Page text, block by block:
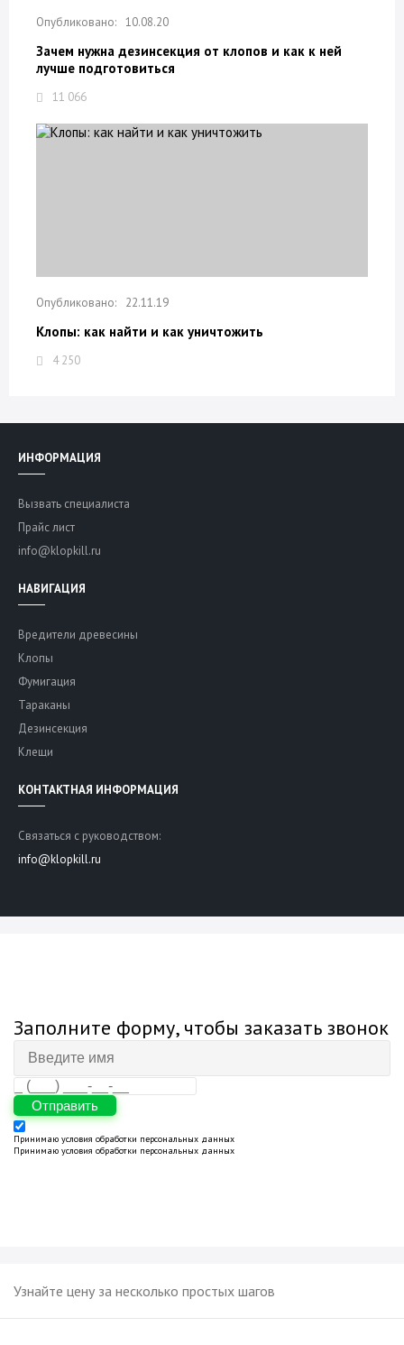
10.08.20
Зачем нужна дезинсекция от клопов и как к ней
лучше подготовиться
11 066
22.11.19
Клопы: как найти и как уничтожить
4 250
ИНФОРМАЦИЯ
Вызвать специалиста
Прайс лист
info@klopkill.ru
НАВИГАЦИЯ
Вредители древесины
Клопы
Фумигация
Тараканы
Дезинсекция
Клещи
КОНТАКТНАЯ ИНФОРМАЦИЯ
Связаться с руководством:
info@klopkill.ru
Заполните форму, чтобы заказать звонок
Отправить
Принимаю условия обработки персональных данных
Принимаю условия обработки персональных данных
Узнайте цену за несколько простых шагов